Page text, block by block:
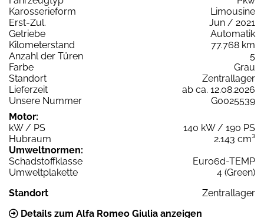
Karosserieform
Limousine
Erst-Zul.
Jun / 2021
Getriebe
Automatik
Kilometerstand
77.768 km
Anzahl der Türen
5
Farbe
Grau
Standort
Zentrallager
Lieferzeit
ab ca. 12.08.2026
Unsere Nummer
G0025539
Motor:
kW / PS
140 kW / 190 PS
Hubraum
2.143 cm³
Umweltnormen:
Schadstoffklasse
Euro6d-TEMP
Umweltplakette
4 (Green)
Standort
Zentrallager
Details zum Alfa Romeo Giulia anzeigen